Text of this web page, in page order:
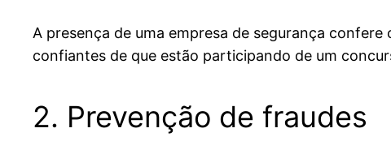
A presença de uma empresa de segurança
confiantes de que estão participando de um
2. Prevenção de fraudes